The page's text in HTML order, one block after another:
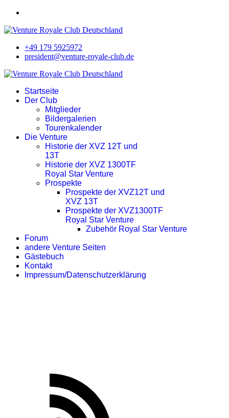
+49 179 5925972
president@venture-royale-club.de
Startseite
Der Club
Mitglieder
Bildergalerien
Tourenkalender
Die Venture
Historie der XVZ 12T und
13T
Historie der XVZ 1300TF
Royal Star Venture
Prospekte
Prospekte der XVZ12T und
XVZ 13T
Prospekte der XVZ1300TF
Royal Star Venture
Zubehör Royal Star Venture
Forum
andere Venture Seiten
Gästebuch
Kontakt
Impressum/Datenschutzerklärung